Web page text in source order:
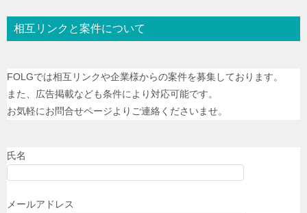
相互リンクと案件について
FOLGでは相互リンクや企業様からの案件を募集しております。
また、広告掲載なども条件により対応可能です。
お気軽にお問合せページよりご連絡くださいませ。
氏名
メールアドレス